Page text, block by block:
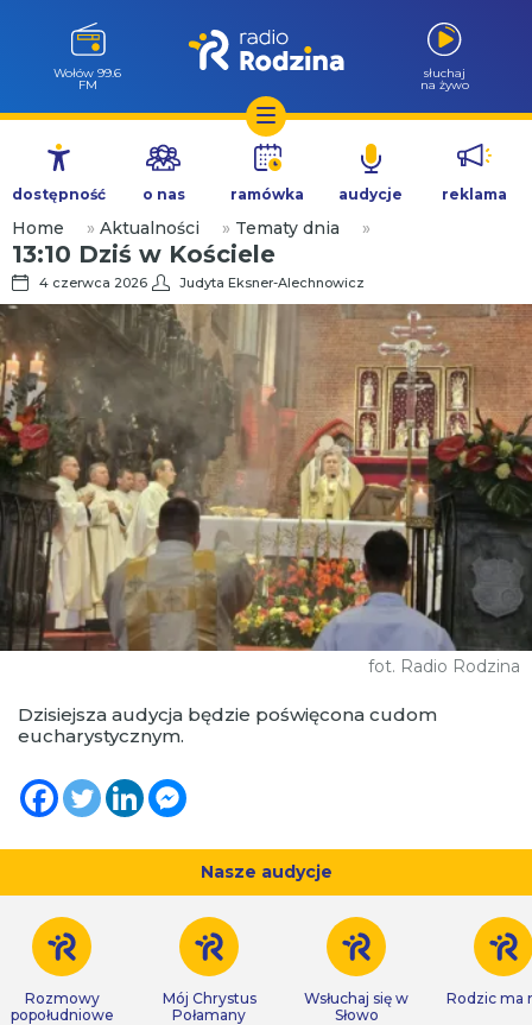
Przejdź
treści
Wołów 99.6
FM
słuchaj
na żywo
dostępność o nas ramówka audycje reklama
Home » Aktualności » Tematy dnia »
13:10 Dziś w Kościele
4 czerwca 2026 Judyta Eksner-Alechnowicz
fot. Radio Rodzina
Dzisiejsza audycja będzie poświęcona cudom
eucharystycznym.
Nasze audycje
Rozmowy
popołudniowe
Mój Chrystus
Połamany
Wsłuchaj się w
Słowo
Rodzic ma